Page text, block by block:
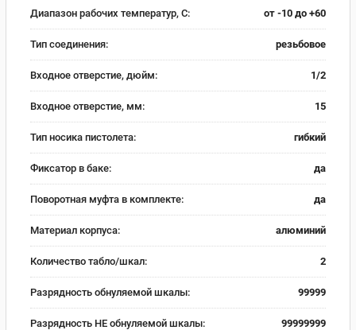
Диапазон рабочих температур, С: от -10 до +60
Тип соединения: резьбовое
Входное отверстие, дюйм: 1/2
Входное отверстие, мм: 15
Тип носика пистолета: гибкий
Фиксатор в баке: да
Поворотная муфта в комплекте: да
Материал корпуса: алюминий
Количество табло/шкал: 2
Разрядность обнуляемой шкалы: 99999
Разрядность НЕ обнуляемой шкалы: 99999999